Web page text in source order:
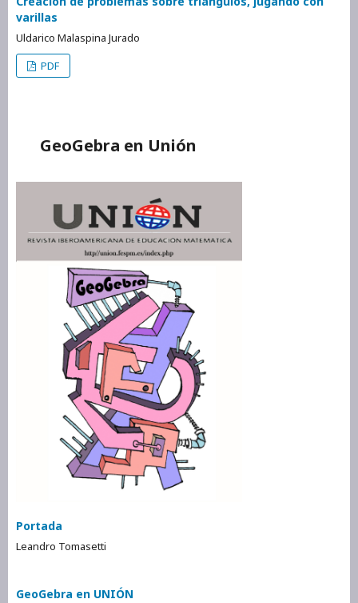
varillas
Uldarico Malaspina Jurado
PDF
GeoGebra en Unión
Portada
Leandro Tomasetti
GeoGebra en UNIÓN